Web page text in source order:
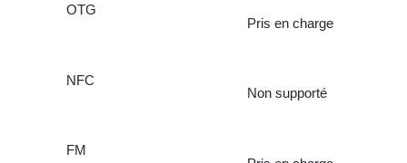
OTG
Pris en charge
NFC
Non supporté
FM